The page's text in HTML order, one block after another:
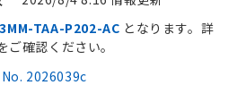
2026039c
TAA-P202-AC となります。詳
確認ください。